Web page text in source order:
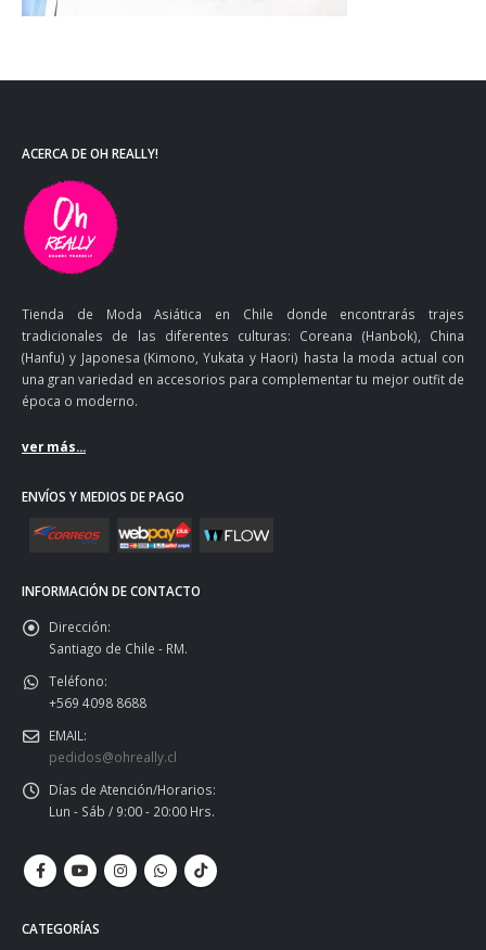
ACERCA DE OH REALLY!
Tienda de Moda Asiática en Chile donde encontrarás trajes
tradicionales de las diferentes culturas: Coreana (Hanbok), China
(Hanfu) y Japonesa (Kimono, Yukata y Haori) hasta la moda actual con
una gran variedad en accesorios para complementar tu mejor outfit de
época o moderno.
ver más...
ENVÍOS Y MEDIOS DE PAGO
INFORMACIÓN DE CONTACTO
Dirección:
Santiago de Chile - RM.
Teléfono:
+569 4098 8688
EMAIL:
pedidos@ohreally.cl
Días de Atención/Horarios:
Lun - Sáb / 9:00 - 20:00 Hrs.
CATEGORÍAS